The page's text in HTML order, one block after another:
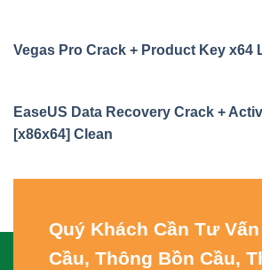
Vegas Pro Crack + Product Key x64
EaseUS Data Recovery Crack +
[x86x64] Clean
Quý Khách Cần Tư Vấn
Cầu, Thông Bồn Cầu,